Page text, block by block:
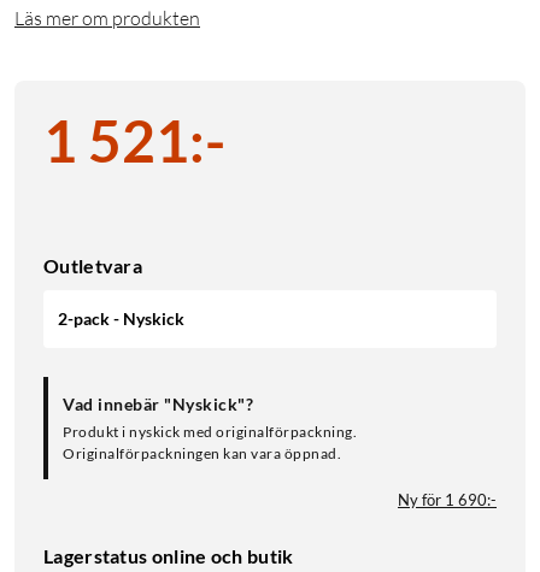
Läs mer om produkten
1 521:-
Outletvara
2-pack - Nyskick
Vad innebär "Nyskick"?
Produkt i nyskick med originalförpackning.
Originalförpackningen kan vara öppnad.
Ny för 1 690:-
Lagerstatus online och butik